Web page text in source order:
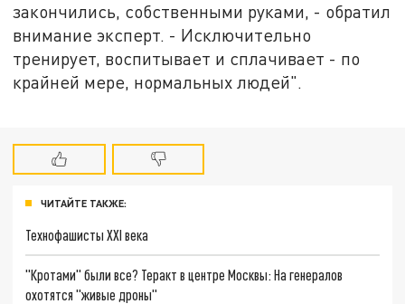
закончились, собственными руками, - обратил
внимание эксперт. - Исключительно
тренирует, воспитывает и сплачивает - по
крайней мере, нормальных людей".
ЧИТАЙТЕ ТАКЖЕ:
Технофашисты XXI века
"Кротами" были все? Теракт в центре Москвы: На генералов
охотятся "живые дроны"